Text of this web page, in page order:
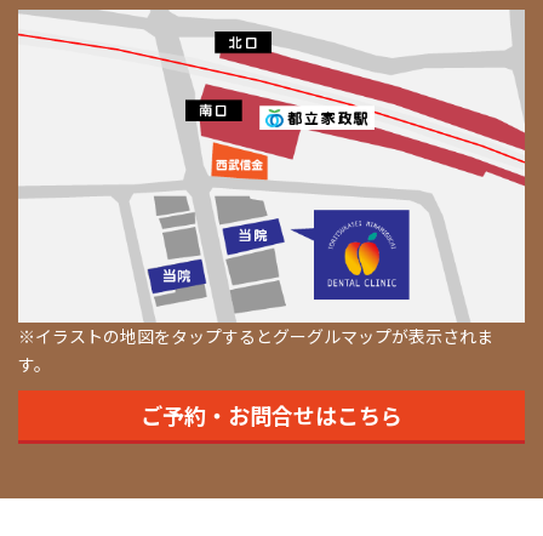
※イラストの地図をタップするとグーグルマップが表示されま
す。
ご予約・お問合せはこちら